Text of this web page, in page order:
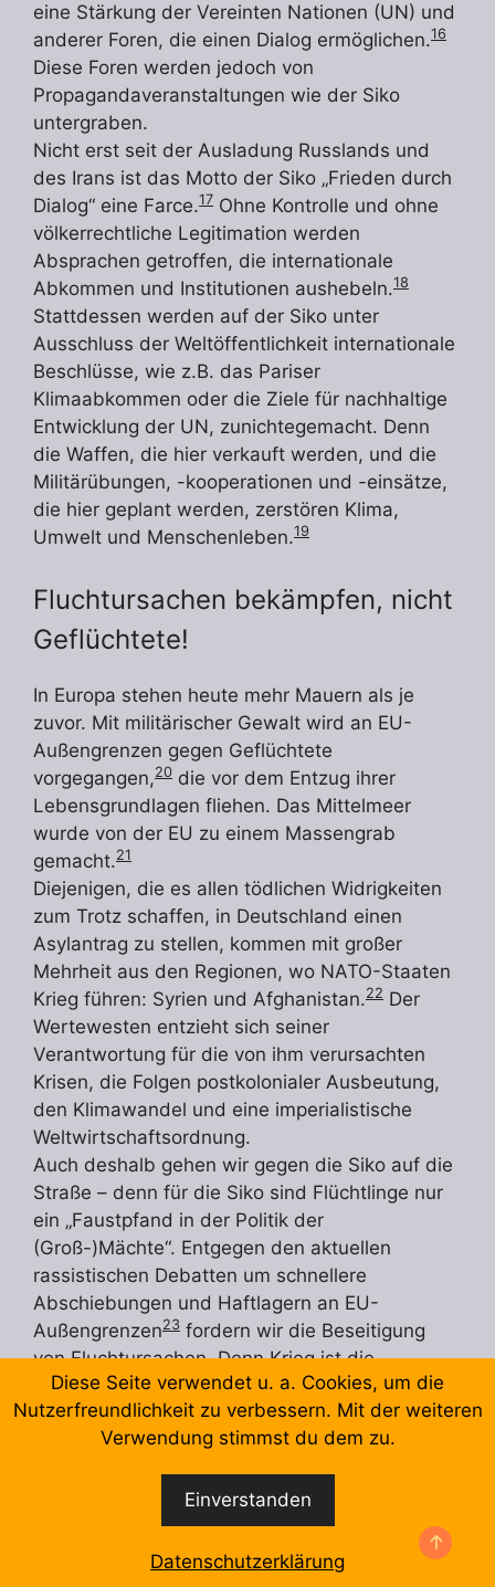
eine Stärkung der Vereinten Nationen (UN) und
anderer Foren, die einen Dialog ermöglichen.16
Diese Foren werden jedoch von
Propagandaveranstaltungen wie der Siko
untergraben.
Nicht erst seit der Ausladung Russlands und
des Irans ist das Motto der Siko „Frieden durch
Dialog“ eine Farce.17 Ohne Kontrolle und ohne
völkerrechtliche Legitimation werden
Absprachen getroffen, die internationale
Abkommen und Institutionen aushebeln.18
Stattdessen werden auf der Siko unter
Ausschluss der Weltöffentlichkeit internationale
Beschlüsse, wie z.B. das Pariser
Klimaabkommen oder die Ziele für nachhaltige
Entwicklung der UN, zunichtegemacht. Denn
die Waffen, die hier verkauft werden, und die
Militärübungen, -kooperationen und -einsätze,
die hier geplant werden, zerstören Klima,
Umwelt und Menschenleben.19
Fluchtursachen bekämpfen, nicht
Geflüchtete!
In Europa stehen heute mehr Mauern als je
zuvor. Mit militärischer Gewalt wird an EU-
Außengrenzen gegen Geflüchtete
vorgegangen,20 die vor dem Entzug ihrer
Lebensgrundlagen fliehen. Das Mittelmeer
wurde von der EU zu einem Massengrab
gemacht.21
Diejenigen, die es allen tödlichen Widrigkeiten
zum Trotz schaffen, in Deutschland einen
Asylantrag zu stellen, kommen mit großer
Mehrheit aus den Regionen, wo NATO-Staaten
Krieg führen: Syrien und Afghanistan.22 Der
Wertewesten entzieht sich seiner
Verantwortung für die von ihm verursachten
Krisen, die Folgen postkolonialer Ausbeutung,
den Klimawandel und eine imperialistische
Weltwirtschaftsordnung.
Auch deshalb gehen wir gegen die Siko auf die
Straße – denn für die Siko sind Flüchtlinge nur
ein „Faustpfand in der Politik der
(Groß-)Mächte“. Entgegen den aktuellen
rassistischen Debatten um schnellere
Abschiebungen und Haftlagern an EU-
Außengrenzen23 fordern wir die Beseitigung
von Fluchtursachen. Denn Krieg ist die
Fluchtursache Nummer eins!24
Für Kooperation statt
Konfrontation!
Die Machtverhältnisse auf der Welt verändern
sich, weg von der Dominanz des „Westens“, hin
Diese Seite verwendet u. a. Cookies, um die
Nutzerfreundlichkeit zu verbessern. Mit der weiteren
Verwendung stimmst du dem zu.
Einverstanden
Datenschutzerklärung